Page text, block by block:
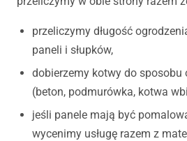
przeliczymy długość
paneli i słupków,
dobierzemy kotwy do sposobu
(beton, podmurówka, kotwa
jeśli panele mają być
wycenimy usługę razem z